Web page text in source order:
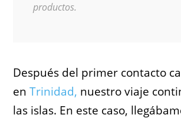
productos.
Después del primer contacto
enTrinidad, nuestro viaje
las islas. En este caso,